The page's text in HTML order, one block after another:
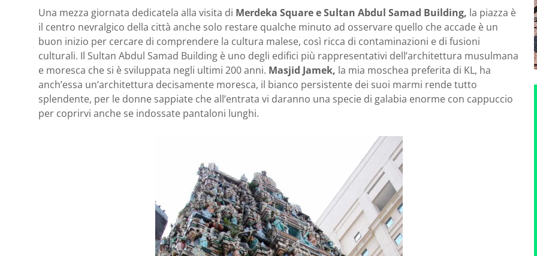
Una mezza giornata dedicatela alla visita di Merdeka Square e Sultan Abdul Samad Building, la piazza è
il centro nevralgico della città anche solo restare qualche minuto ad osservare quello che accade è un
buon inizio per cercare di comprendere la cultura malese, così ricca di contaminazioni e di fusioni
culturali. Il Sultan Abdul Samad Building è uno degli edifici più rappresentativi dell’architettura musulmana
e moresca che si è sviluppata negli ultimi 200 anni. Masjid Jamek, la mia moschea preferita di KL, ha
anch’essa un’architettura decisamente moresca, il bianco persistente dei suoi marmi rende tutto
splendente, per le donne sappiate che all’entrata vi daranno una specie di galabia enorme con cappuccio
per coprirvi anche se indossate pantaloni lunghi.